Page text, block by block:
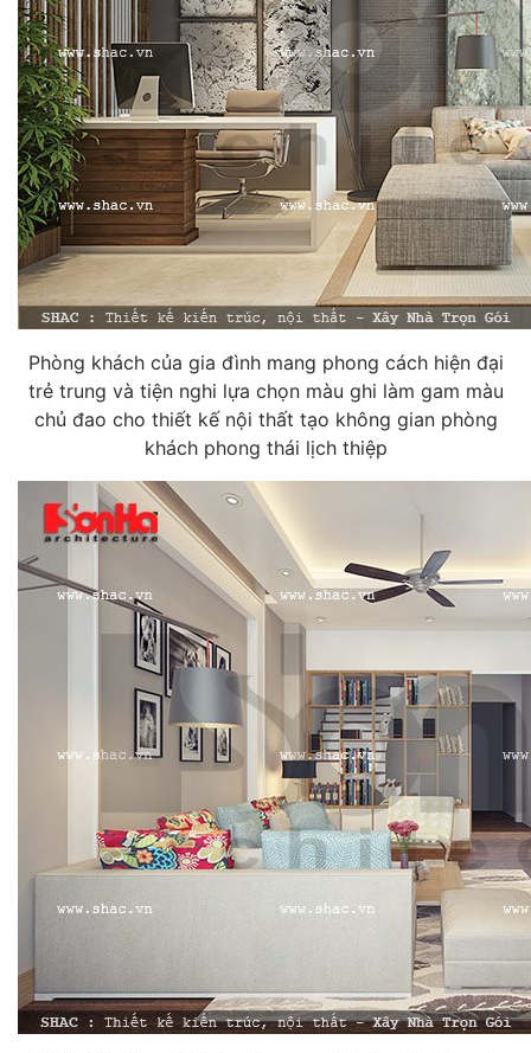
Phòng khách của gia đình mang phong cách hiện đại
trẻ trung và tiện nghi lựa chọn màu ghi làm gam màu
chủ đao cho thiết kế nội thất tạo không gian phòng
khách phong thái lịch thiệp